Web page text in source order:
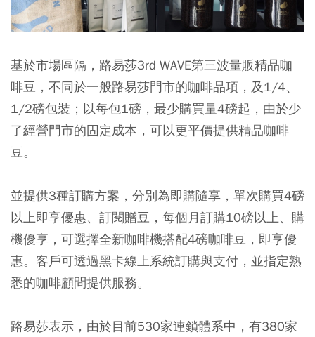
基於市場區隔，路易莎3rd WAVE第三波量販精品咖
啡豆，不同於一般路易莎門市的咖啡品項，及1/4、
1/2磅包裝；以每包1磅，最少購買量4磅起，由於少
了經營門市的固定成本，可以更平價提供精品咖啡
豆。
並提供3種訂購方案，分別為即購隨享，單次購買4磅
以上即享優惠、訂閱贈豆，每個月訂購10磅以上、購
機優享，可選擇全新咖啡機搭配4磅咖啡豆，即享優
惠。客戶可透過黑卡線上系統訂購與支付，並指定熟
悉的咖啡顧問提供服務。
路易莎表示，由於目前530家連鎖體系中，有380家